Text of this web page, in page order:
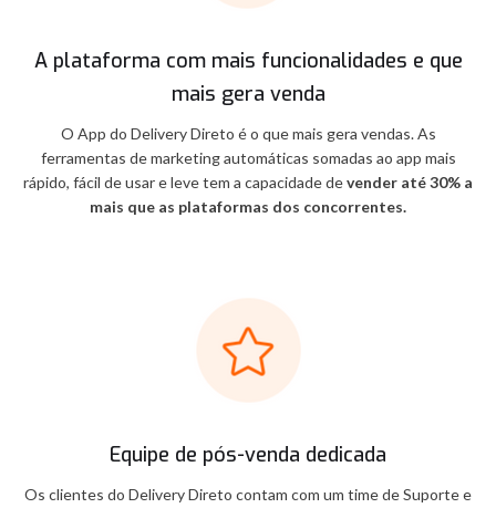
A plataforma com mais funcionalidades e que
mais gera venda
O App do Delivery Direto é o que mais gera vendas. As
ferramentas de marketing automáticas somadas ao app mais
rápido, fácil de usar e leve tem a capacidade devender até 30% a
mais que as plataformas dos concorrentes.
Equipe de pós-venda dedicada
Os clientes do Delivery Direto contam com um time de Suporte e